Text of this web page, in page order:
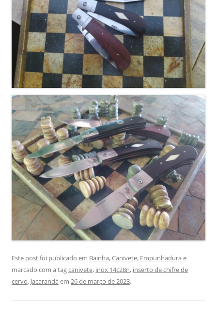
Este post foi publicado em Bainha,Canivete, Empunhadura e
marcado com a tagcanivete, inox 14c28n, inserto de chifre de
cervo, Jacarandá em 26 de março de 2023.